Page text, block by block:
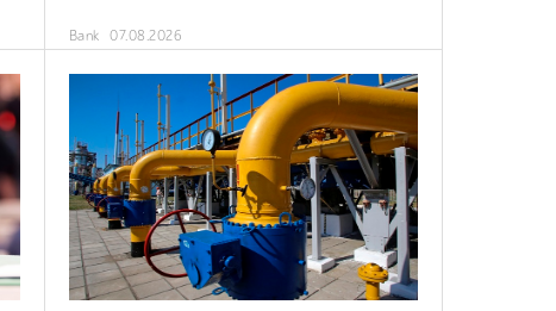
Bank 07.08.2026